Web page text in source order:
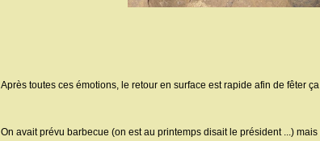
Après toutes ces émotions, le retour en surface est rapide afin de fêter
On avait prévu barbecue (on est au printemps disait le président ...)